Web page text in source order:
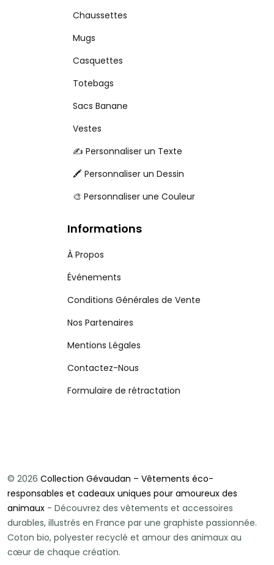
Chaussettes
Mugs
Casquettes
Totebags
Sacs Banane
Vestes
✍️ Personnaliser un Texte
🖍️ Personnaliser un Dessin
🎨 Personnaliser une Couleur
Informations
À Propos
Événements
Conditions Générales de Vente
Nos Partenaires
Mentions Légales
Contactez-Nous
Formulaire de rétractation
© 2026 Collection Gévaudan – Vêtements éco-
responsables et cadeaux uniques pour amoureux des
animaux - Découvrez des vêtements et accessoires
durables, illustrés en France par une graphiste passionnée.
Coton bio, polyester recyclé et amour des animaux au
cœur de chaque création.